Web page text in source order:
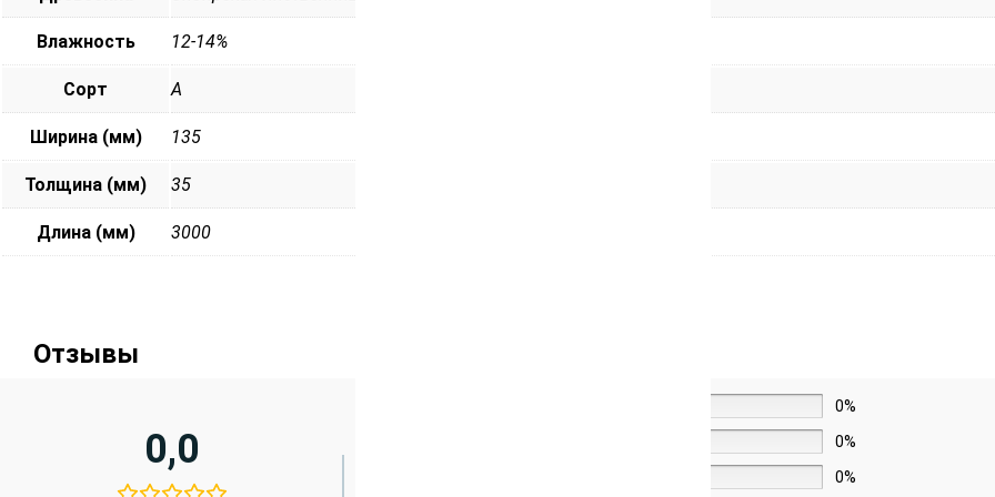
Влажность 12-14%
Сорт А
Ширина (мм) 135
Толщина (мм) 35
Длина (мм) 3000
Отзывы
0,0
0%
0%
0%